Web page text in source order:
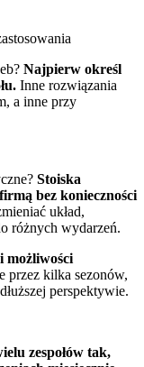
Najpierw określ
Inne rozwiązania
a inne przy
Stoiska
bez konieczności
układ,
różnych wydarzeń.
możliwości
przez kilka sezonów,
perspektywie.
zespołów tak,